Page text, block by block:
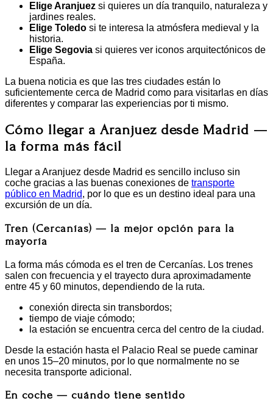
Elige Aranjuez si quieres un día tranquilo, naturaleza y
jardines reales.
Elige Toledo si te interesa la atmósfera medieval y la
historia.
Elige Segovia si quieres ver iconos arquitectónicos de
España.
La buena noticia es que las tres ciudades están lo
suficientemente cerca de Madrid como para visitarlas en días
diferentes y comparar las experiencias por ti mismo.
Cómo llegar a Aranjuez desde Madrid —
la forma más fácil
Llegar a Aranjuez desde Madrid es sencillo incluso sin
coche gracias a las buenas conexiones de transporte
público en Madrid, por lo que es un destino ideal para una
excursión de un día.
Tren (Cercanías) — la mejor opción para la
mayoría
La forma más cómoda es el tren de Cercanías. Los trenes
salen con frecuencia y el trayecto dura aproximadamente
entre 45 y 60 minutos, dependiendo de la ruta.
conexión directa sin transbordos;
tiempo de viaje cómodo;
la estación se encuentra cerca del centro de la ciudad.
Desde la estación hasta el Palacio Real se puede caminar
en unos 15–20 minutos, por lo que normalmente no se
necesita transporte adicional.
En coche — cuándo tiene sentido